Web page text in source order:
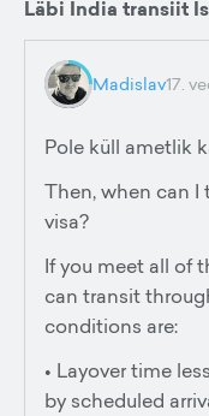
Läbi India transiit
Madislav17.
Pole küll ametlik
Then, when can
visa?
If you meet all of
can transit
conditions are:
• Layover time
by scheduled